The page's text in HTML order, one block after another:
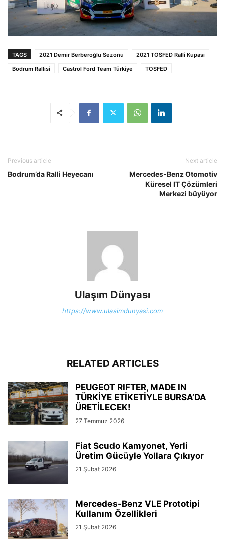
TAGS 2021 Demir Berberoğlu Sezonu
2021 TOSFED Ralli Kupası
Bodrum Rallisi
Castrol Ford Team Türkiye TOSFED
Previous article
Bodrum’da Ralli Heyecanı
Next article
Mercedes-Benz Otomotiv
Küresel IT Çözümleri
Merkezi büyüyor
Ulaşım Dünyası
https://www.ulasimdunyasi.com
RELATED ARTICLES
PEUGEOT RIFTER, MADE IN
TÜRKİYE ETİKETİYLE BURSA’DA
ÜRETİLECEK!
27 Temmuz 2026
Fiat Scudo Kamyonet, Yerli
Üretim Gücüyle Yollara Çıkıyor
21 Şubat 2026
Mercedes-Benz VLE Prototipi
Kullanım Özellikleri
21 Şubat 2026